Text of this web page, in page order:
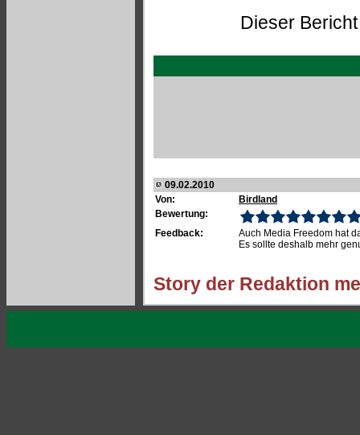
Dieser
09.02.2010
Von:
Birdland
Bewertung:
Feedback:
Auch Media Freedom hat
Es sollte deshalb mehr
Story der Redaktion